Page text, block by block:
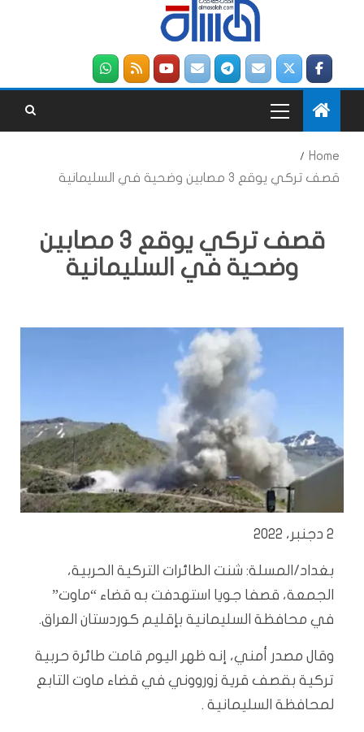
Home
قصف تركي يوقع 3 مصابين وضحية في السليمانية
قصف تركي يوقع 3 مصابين
وضحية في السليمانية
2 دجنبر، 2022
بغداد/المسلة: شنت الطائرات التركية الحربية،
الجمعة، قصفا جويا استهدفت به قضاء “ماوت”
في محافظة السليمانية بإقليم كوردستان العراق.
وقال مصدر أمني، إنه ظهر اليوم قامت طائرة حربية
تركية بقصف قرية زورووني في قضاء ماوت التابع
لمحافظة السليمانية .